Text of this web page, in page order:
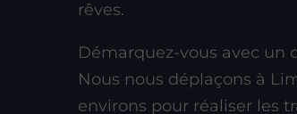
rêves.
Démarquez-vous avec un
Nous nous déplaçons à
environs pour réaliser les